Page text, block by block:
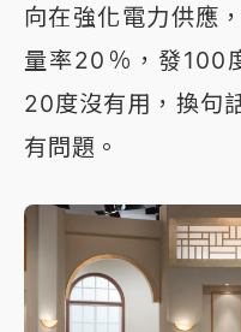
向在強化電力供應
量率20％，發100
20度沒有用，換句
有問題。